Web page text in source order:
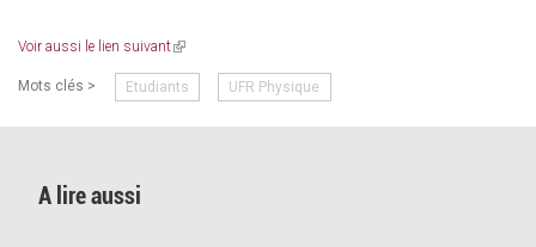
Voir aussi le lien suivant(link
external)
Mots clés > Etudiants UFR Physique
A lire aussi